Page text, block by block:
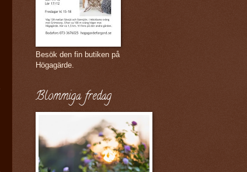
Besök den fin butiken på
Högagärde.
Blommiga fredag